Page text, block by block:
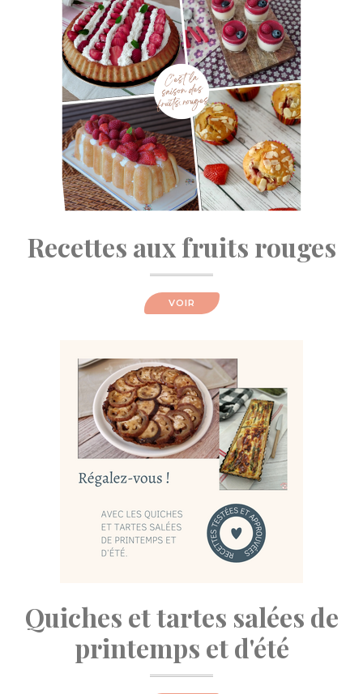
Recettes aux fruits rouges
VOIR
Quiches et tartes salées de
printemps et d'été